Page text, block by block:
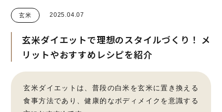
玄米 2025.04.07
玄米ダイエットで理想のスタイルづくり！ メ
リットやおすすめレシピを紹介
玄米ダイエットは、普段の白米を玄米に置き換える
食事方法であり、健康的なボディメイクを意識する